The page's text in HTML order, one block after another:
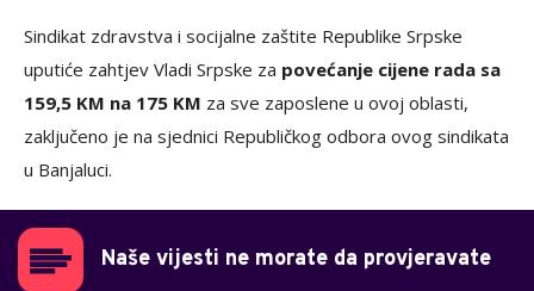
Sindikat zdravstva i socijalne zaštite Republike Srpske
uputiće zahtjev Vladi Srpske za povećanje cijene rada sa
159,5 KM na 175 KM za sve zaposlene u ovoj oblasti,
zaključeno je na sjednici Republičkog odbora ovog sindikata
u Banjaluci.
Naše vijesti ne morate da provjeravate